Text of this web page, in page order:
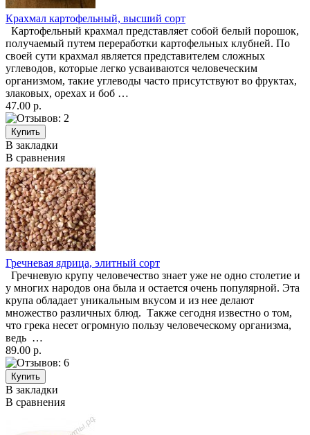
Крахмал картофельный, высший сорт
Картофельный крахмал представляет собой белый порошок,
получаемый путем переработки картофельных клубней. По
своей сути крахмал является представителем сложных
углеводов, которые легко усваиваются человеческим
организмом, такие углеводы часто присутствуют во фруктах,
злаковых, орехах и боб …
47.00 р.
В закладки
В сравнения
Гречневая ядрица, элитный сорт
Гречневую крупу человечество знает уже не одно столетие и
у многих народов она была и остается очень популярной. Эта
крупа обладает уникальным вкусом и из нее делают
множество различных блюд. Также сегодня известно о том,
что грека несет огромную пользу человеческому организма,
ведь …
89.00 р.
В закладки
В сравнения